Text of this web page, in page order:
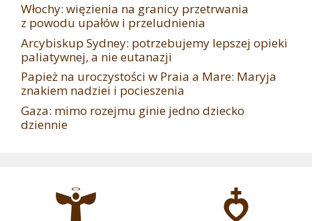
Włochy: więzienia na granicy przetrwania
z powodu upałów i przeludnienia
Arcybiskup Sydney: potrzebujemy lepszej opieki
paliatywnej, a nie eutanazji
Papież na uroczystości w Praia a Mare: Maryja
znakiem nadziei i pocieszenia
Gaza: mimo rozejmu ginie jedno dziecko
dziennie